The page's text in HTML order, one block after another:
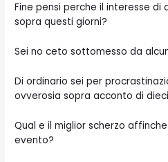
Fine pensi perche il interesse di
sopra questi giorni?
Sei no ceto sottomesso da
Di ordinario sei per
ovverosia sopra acconto di
Qual e il miglior scherzo
evento?